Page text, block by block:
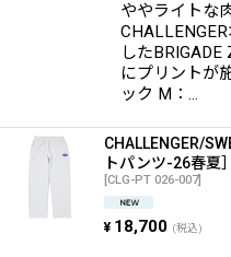
ややライトな
したBRIGADE
にプリントが
ック M：…
CHALLENGER/
トパンツ-26春夏］
[CLG-PT 026-007]
¥ 18,700 (税込)